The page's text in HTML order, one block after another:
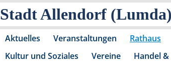
Stadt Allendorf (Lumda)
Aktuelles Veranstaltungen Rathaus
Kultur und Soziales
Vereine Handel